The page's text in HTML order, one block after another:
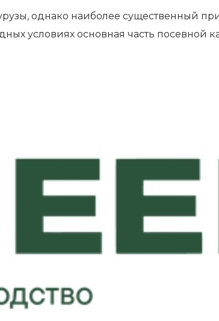
однако наиболее существенный
условиях основная часть посевной